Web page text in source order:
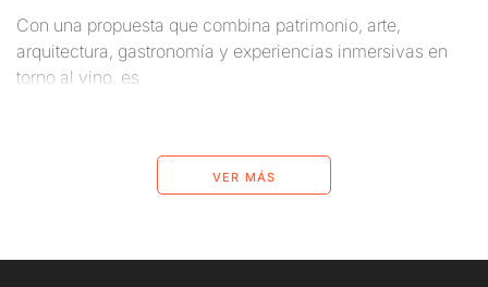
Con una propuesta que combina patrimonio, arte,
arquitectura, gastronomía y experiencias inmersivas en
torno al vino, es
ver más